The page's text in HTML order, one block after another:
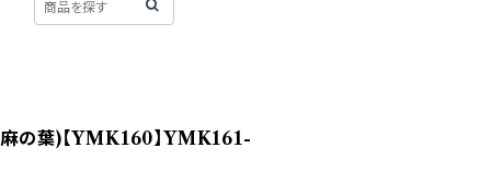
の葉)【YMK160】YMK161-